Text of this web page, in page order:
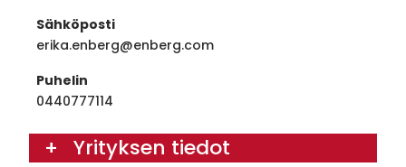
Sähköposti
erika.enberg@enberg.com
Puhelin
0440777114
Yrityksen tiedot